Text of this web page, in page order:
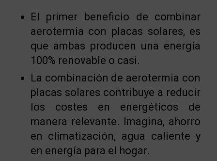
El primer beneficio de combinar
aerotermia con placas solares, es
que ambas producen una energía
100% renovable o casi.
La combinación de aerotermia con
placas solares contribuye a reducir
los costes en energéticos de
manera relevante. Imagina, ahorro
en climatización, agua caliente y
en energía para el hogar.